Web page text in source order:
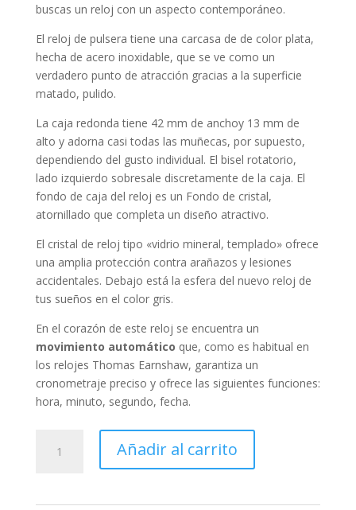
buscas un reloj con un aspecto contemporáneo.
El reloj de pulsera tiene una carcasa de de color plata,
hecha de acero inoxidable, que se ve como un
verdadero punto de atracción gracias a la superficie
matado, pulido.
La caja redonda tiene 42 mm de anchoy 13 mm de
alto y adorna casi todas las muñecas, por supuesto,
dependiendo del gusto individual. El bisel rotatorio,
lado izquierdo sobresale discretamente de la caja. El
fondo de caja del reloj es un Fondo de cristal,
atornillado que completa un diseño atractivo.
El cristal de reloj tipo «vidrio mineral, templado» ofrece
una amplia protección contra arañazos y lesiones
accidentales. Debajo está la esfera del nuevo reloj de
tus sueños en el color gris.
En el corazón de este reloj se encuentra un
movimiento automático que, como es habitual en
los relojes Thomas Earnshaw, garantiza un
cronometraje preciso y ofrece las siguientes funciones:
hora, minuto, segundo, fecha.
Earnshaw
Añadir al carrito